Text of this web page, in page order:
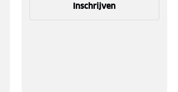
Inschrijven